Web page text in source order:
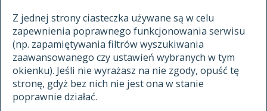
Z jednej strony ciasteczka używane są w celu
zapewnienia poprawnego funkcjonowania serwisu
(np. zapamiętywania filtrów wyszukiwania
zaawansowanego czy ustawień wybranych w tym
okienku). Jeśli nie wyrażasz na nie zgody, opuść tę
stronę, gdyż bez nich nie jest ona w stanie
poprawnie działać.
autorzy tekstów źródłowych
zasady opracowania
statystyki
najnowsze hasła
ostatnio zmodyfikowane hasła
XVII I XVIII WIEKU
znajdź hasła
zaczynające się od